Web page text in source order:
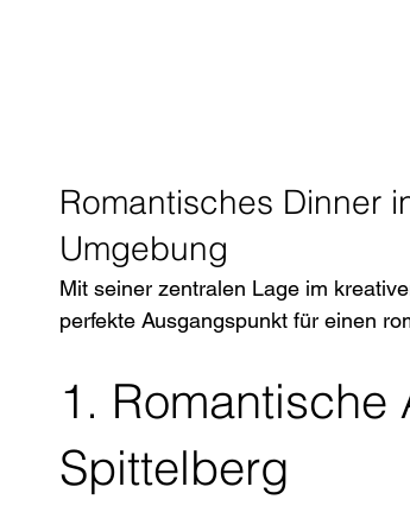
Romantisches Dinner
Umgebung
Mit seiner zentralen Lage im
perfekte Ausgangspunkt für einen
1. Romantische
Spittelberg